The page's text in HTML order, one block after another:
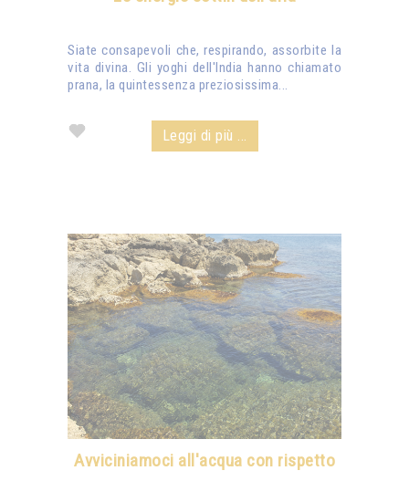
Siate consapevoli che, respirando, assorbite la
vita divina. Gli yoghi dell'India hanno chiamato
prana, la quintessenza preziosissima...
Leggi di più ...
Avviciniamoci all'acqua con rispetto